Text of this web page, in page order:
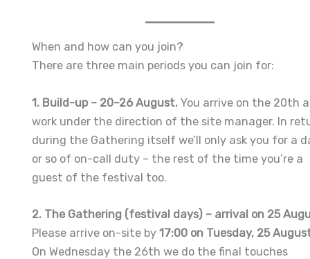
When and how can you join?
There are three main periods you can join for:
1. Build-up – 20–26 August. You arrive on the 20th
work under the direction of the site manager. In
during the Gathering itself we’ll only ask you for a
or so of on-call duty – the rest of the time you’re a
guest of the festival too.
2. The Gathering (festival days) – arrival on 25
Please arrive on-site by17:00 on Tuesday, 25
On Wednesday the 26th we do the final touches